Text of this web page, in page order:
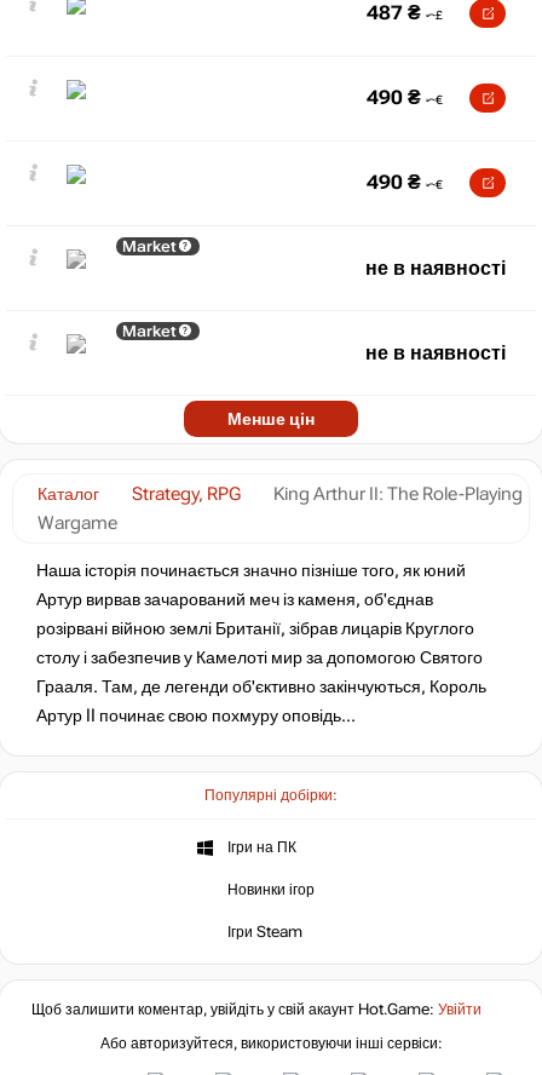
Популярні добірки:
Ігри на ПК
Новинки ігор
Ігри Steam
Каталог Strategy, RPG
King Arthur II: The Role-Playing
Wargame
Наша історія починається значно пізніше того, як юний
Артур вирвав зачарований меч із каменя, об'єднав
розірвані війною землі Британії, зібрав лицарів Круглого
столу і забезпечив у Камелоті мир за допомогою Святого
Грааля. Там, де легенди об'єктивно закінчуються, Король
Артур II починає свою похмуру оповідь…
487 ₴
490 ₴
490 ₴
Market
не в наявності
Market
не в наявності
Менше цін
Щоб залишити коментар, увійдіть у свій акаунт Hot.Game: Увійти
Або авторизуйтеся, використовуючи інші сервіси: